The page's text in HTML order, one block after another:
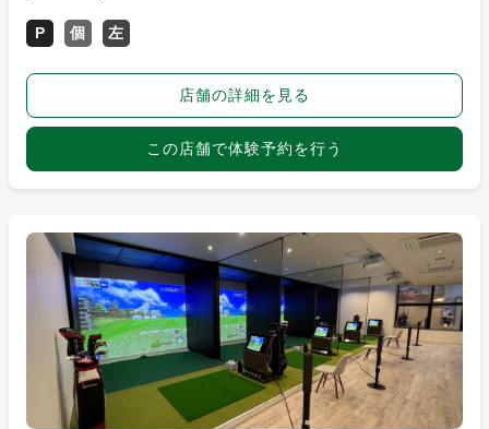
P 個 左
店舗の詳細を見る
この店舗で体験予約を行う